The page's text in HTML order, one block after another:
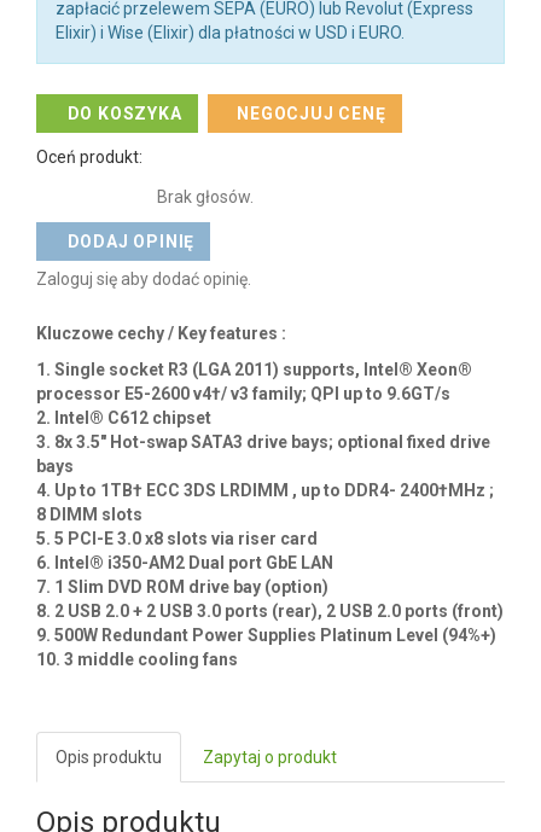
konflikty zbrojne czy katastrofy naturalne.
Koszt dostawy: 30,00 zł netto (36,90 zł brutto)
(orientacyjny koszt dostawy na terenie Polski)
Orientacyjny koszt dostawy w UE - 30€
Więcej informacji na stronie producenta
Link nie działa?Powiadom nas
Aby uniknąć wysokich opłat bankowych możesz
zapłacić przelewem SEPA (EURO) lub Revolut (Express
Elixir) i Wise (Elixir) dla płatności w USD i EURO.
DO KOSZYKA NEGOCJUJ CENĘ
Oceń produkt:
Brak głosów.
DODAJ OPINIĘ
Zaloguj się aby dodać opinię.
Kluczowe cechy / Key features :
1. Single socket R3 (LGA 2011) supports, Intel® Xeon®
processor E5-2600 v4†/ v3 family; QPI up to 9.6GT/s
4. Up to 1TB† ECC 3DS LRDIMM , up to DDR4- 2400†MHz ;
8 DIMM slots
6. Intel® i350-AM2 Dual port GbE LAN